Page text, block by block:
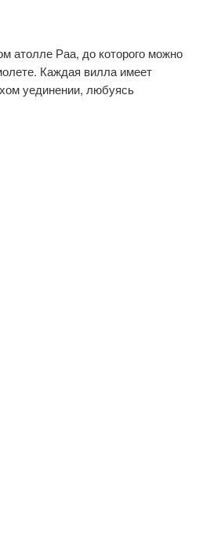
атолле Раа, до которого можно
Каждая вилла имеет
уединении, любуясь